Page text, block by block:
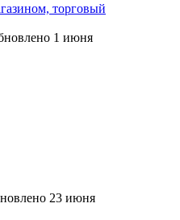
торговый
1 июня
23 июня